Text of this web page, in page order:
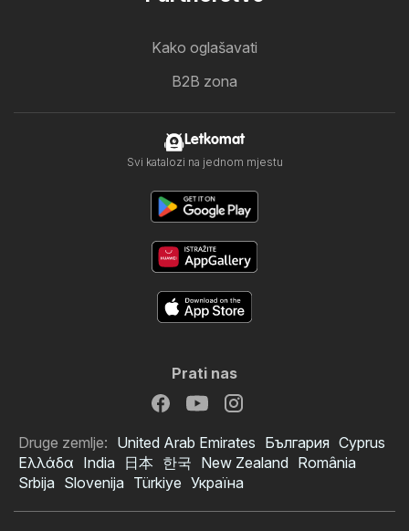
Kako oglašavati
B2B zona
Letkomat
Svi katalozi na jednom mjestu
Prati nas
Druge zemlje: United Arab Emirates България Cyprus
Ελλάδα India 日本 한국 New Zealand România
Srbija Slovenija Türkiye Україна